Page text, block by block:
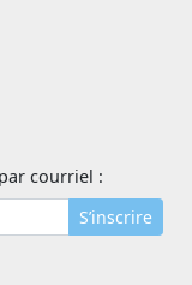
courriel :
S’inscrire